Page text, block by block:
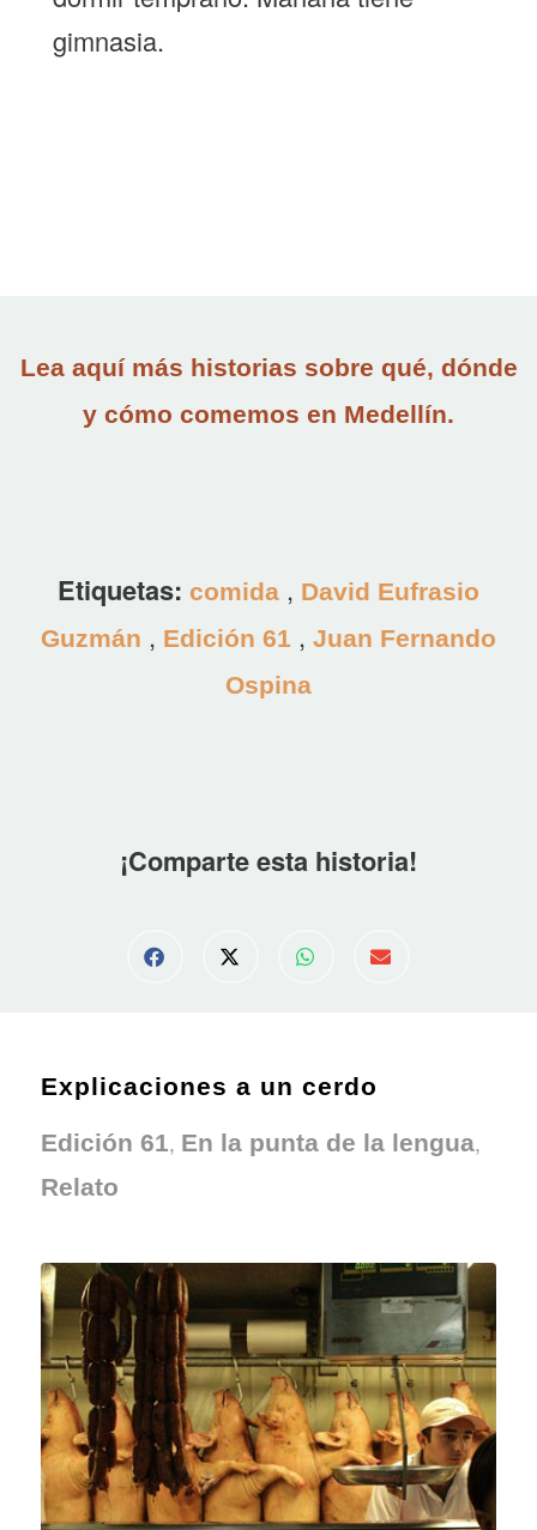
gimnasia.
Lea aquí más historias sobre qué, dónde
y cómo comemos en Medellín.
Etiquetas: comida , David Eufrasio
Guzmán , Edición 61 , Juan Fernando
Ospina
¡Comparte esta historia!
Explicaciones a un cerdo
Edición 61, En la punta de la lengua,
Relato